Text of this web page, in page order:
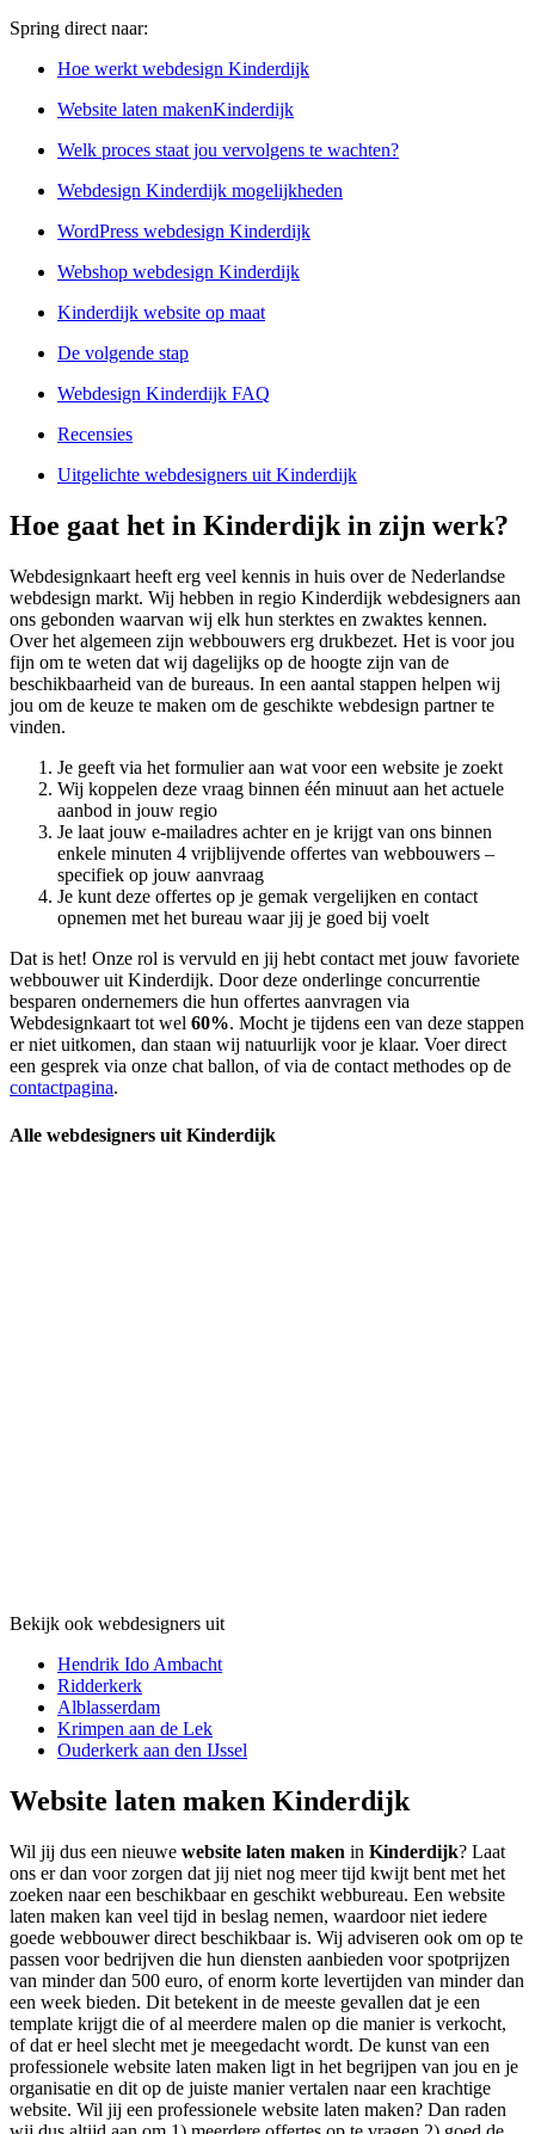
Spring direct naar:
Hoe werkt webdesign Kinderdijk
Website laten makenKinderdijk
Welk proces staat jou vervolgens te wachten?
Webdesign Kinderdijk mogelijkheden
WordPress webdesign Kinderdijk
Webshop webdesign Kinderdijk
Kinderdijk website op maat
De volgende stap
Webdesign Kinderdijk FAQ
Recensies
Uitgelichte webdesigners uit Kinderdijk
Hoe gaat het in Kinderdijk in zijn werk?
Webdesignkaart heeft erg veel kennis in huis over de Nederlandse
webdesign markt. Wij hebben in regio Kinderdijk webdesigners aan
ons gebonden waarvan wij elk hun sterktes en zwaktes kennen.
Over het algemeen zijn webbouwers erg drukbezet. Het is voor jou
fijn om te weten dat wij dagelijks op de hoogte zijn van de
beschikbaarheid van de bureaus. In een aantal stappen helpen wij
jou om de keuze te maken om de geschikte webdesign partner te
vinden.
Je geeft via het formulier aan wat voor een website je zoekt
Wij koppelen deze vraag binnen één minuut aan het actuele
aanbod in jouw regio
Je laat jouw e-mailadres achter en je krijgt van ons binnen
enkele minuten 4 vrijblijvende offertes van webbouwers –
specifiek op jouw aanvraag
Je kunt deze offertes op je gemak vergelijken en contact
opnemen met het bureau waar jij je goed bij voelt
Dat is het! Onze rol is vervuld en jij hebt contact met jouw favoriete
webbouwer uit Kinderdijk. Door deze onderlinge concurrentie
besparen ondernemers die hun offertes aanvragen via
Webdesignkaart tot wel 60%. Mocht je tijdens een van deze stappen
er niet uitkomen, dan staan wij natuurlijk voor je klaar. Voer direct
een gesprek via onze chat ballon, of via de contact methodes op de
contactpagina.
Alle webdesigners uit Kinderdijk
Bekijk ook webdesigners uit
Hendrik Ido Ambacht
Ridderkerk
Alblasserdam
Krimpen aan de Lek
Ouderkerk aan den IJssel
Website laten maken Kinderdijk
Wil jij dus een nieuwe website laten maken in Kinderdijk? Laat
ons er dan voor zorgen dat jij niet nog meer tijd kwijt bent met het
zoeken naar een beschikbaar en geschikt webbureau. Een website
laten maken kan veel tijd in beslag nemen, waardoor niet iedere
goede webbouwer direct beschikbaar is. Wij adviseren ook om op te
passen voor bedrijven die hun diensten aanbieden voor spotprijzen
van minder dan 500 euro, of enorm korte levertijden van minder dan
een week bieden. Dit betekent in de meeste gevallen dat je een
template krijgt die of al meerdere malen op die manier is verkocht,
of dat er heel slecht met je meegedacht wordt. De kunst van een
professionele website laten maken ligt in het begrijpen van jou en je
organisatie en dit op de juiste manier vertalen naar een krachtige
website. Wil jij een professionele website laten maken? Dan raden